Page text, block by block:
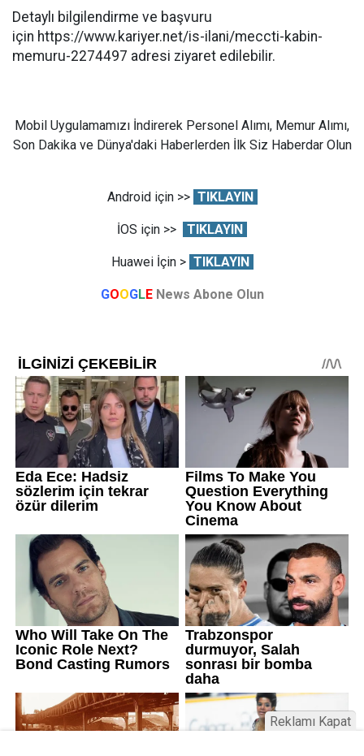
Detaylı bilgilendirme ve başvuru
için https://www.kariyer.net/is-ilani/meccti-kabin-
memuru-2274497 adresi ziyaret edilebilir.
Mobil Uygulamamızı İndirerek Personel Alımı, Memur Alımı,
Son Dakika ve Dünya'daki Haberlerden İlk Siz Haberdar Olun
Android için >> TIKLAYIN
İOS için >> TIKLAYIN
Huawei İçin > TIKLAYIN
GOOGLE News Abone Olun
Reklamı Kapat